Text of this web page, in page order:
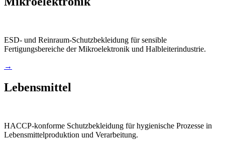
ESD- und Reinraum-Schutzbekleidung für sensible
Fertigungsbereiche der Mikroelektronik und Halbleiterindustrie.
→
Lebensmittel
HACCP-konforme Schutzbekleidung für hygienische Prozesse in
Lebensmittelproduktion und Verarbeitung.